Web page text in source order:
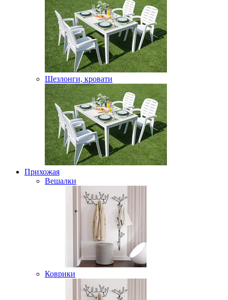
Шезлонги, кровати
Прихожая
Вешалки
Коврики